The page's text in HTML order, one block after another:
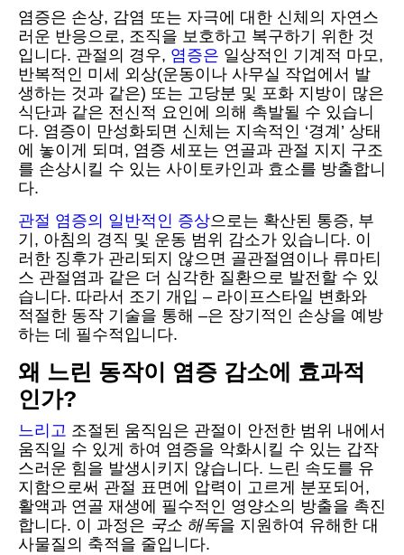
염증은 손상, 감염 또는 자극에 대한 신체의 자연스
러운 반응으로, 조직을 보호하고 복구하기 위한 것
입니다. 관절의 경우, 염증은 일상적인 기계적 마모,
반복적인 미세 외상(운동이나 사무실 작업에서 발
생하는 것과 같은) 또는 고당분 및 포화 지방이 많은
식단과 같은 전신적 요인에 의해 촉발될 수 있습니
다. 염증이 만성화되면 신체는 지속적인 ‘경계’ 상태
에 놓이게 되며, 염증 세포는 연골과 관절 지지 구조
를 손상시킬 수 있는 사이토카인과 효소를 방출합니
다.
관절 염증의 일반적인 증상으로는 확산된 통증, 부
기, 아침의 경직 및 운동 범위 감소가 있습니다. 이
러한 징후가 관리되지 않으면 골관절염이나 류마티
스 관절염과 같은 더 심각한 질환으로 발전할 수 있
습니다. 따라서 조기 개입 – 라이프스타일 변화와
적절한 동작 기술을 통해 –은 장기적인 손상을 예방
하는 데 필수적입니다.
왜 느린 동작이 염증 감소에 효과적
인가?
느리고 조절된 움직임은 관절이 안전한 범위 내에서
움직일 수 있게 하여 염증을 악화시킬 수 있는 갑작
스러운 힘을 발생시키지 않습니다. 느린 속도를 유
지함으로써 관절 표면에 압력이 고르게 분포되어,
활액과 연골 재생에 필수적인 영양소의 방출을 촉진
합니다. 이 과정은 국소 해독을 지원하여 유해한 대
사물질의 축적을 줄입니다.